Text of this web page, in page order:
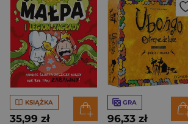
KSIĄŻKA
35,99 zł
GRA
96,33 zł